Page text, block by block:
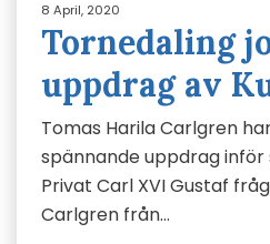
8 April, 2020
Tornedaling
uppdrag av
Tomas Harila Carlgren
spännande uppdrag inför
Privat Carl XVI Gustaf
Carlgren från…